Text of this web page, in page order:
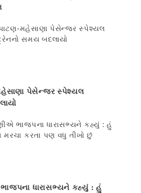
પેસેન્જર સ્પેશ્યલ
ધારાસભ્યને કહ્યું : હું